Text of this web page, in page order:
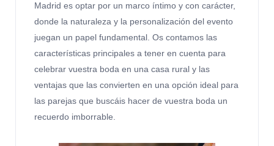
Madrid es optar por un marco íntimo y con carácter,
donde la naturaleza y la personalización del evento
juegan un papel fundamental. Os contamos las
características principales a tener en cuenta para
celebrar vuestra boda en una casa rural y las
ventajas que las convierten en una opción ideal para
las parejas que buscáis hacer de vuestra boda un
recuerdo imborrable.